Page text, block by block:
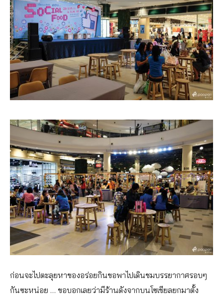
ก่อนจะไปตะลุยหาของอร่อยกินขอพาไปเดินชมบรรยากาศรอบๆ
กันซะหน่อย … ขอบอกเลยว่ามีร้านดังจากบนโซเชียลยกมาตั้ง